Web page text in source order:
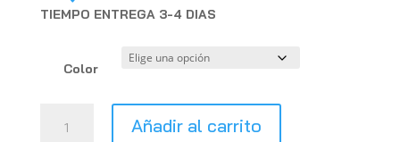
TIEMPO ENTREGA 3-4 DIAS
Color
NEKEN
Añadir al carrito